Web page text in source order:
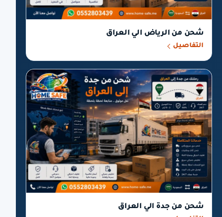
شحن من الرياض الي العراق
التفاصيل
شحن من جدة الي العراق